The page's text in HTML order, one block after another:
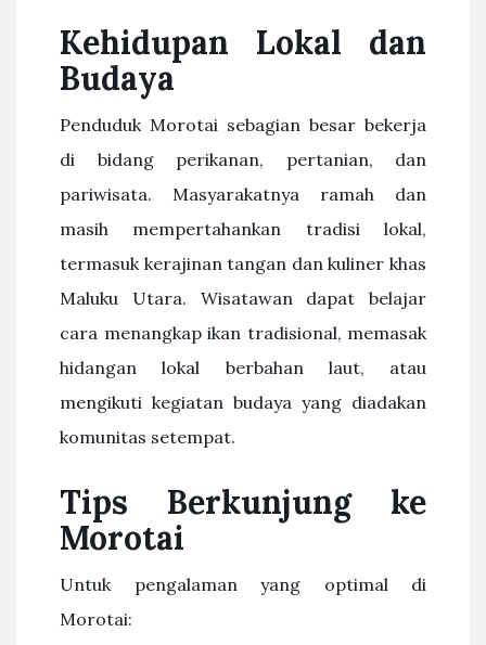
Kehidupan Lokal dan
Budaya
Penduduk Morotai sebagian besar bekerja
di bidang perikanan, pertanian, dan
pariwisata. Masyarakatnya ramah dan
masih mempertahankan tradisi lokal,
termasuk kerajinan tangan dan kuliner khas
Maluku Utara. Wisatawan dapat belajar
cara menangkap ikan tradisional, memasak
hidangan lokal berbahan laut, atau
mengikuti kegiatan budaya yang diadakan
komunitas setempat.
Tips Berkunjung ke
Morotai
Untuk pengalaman yang optimal di
Morotai: